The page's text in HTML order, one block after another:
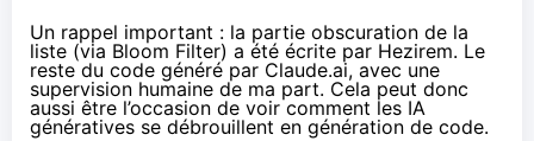
Un rappel important : la partie obscuration de la
liste (via Bloom Filter) a été écrite par Hezirem. Le
reste du code généré par Claude.ai, avec une
supervision humaine de ma part. Cela peut donc
aussi être l’occasion de voir comment les IA
génératives se débrouillent en génération de code.